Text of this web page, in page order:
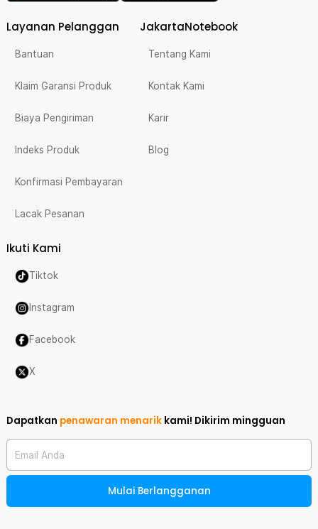
Layanan Pelanggan
Bantuan
Klaim Garansi Produk
Biaya Pengiriman
Indeks Produk
Konfirmasi Pembayaran
Lacak Pesanan
JakartaNotebook
Tentang Kami
Kontak Kami
Karir
Blog
Ikuti Kami
Tiktok
Instagram
Facebook
X
Dapatkan penawaran menarik kami! Dikirim mingguan
Email Anda
Mulai Berlangganan